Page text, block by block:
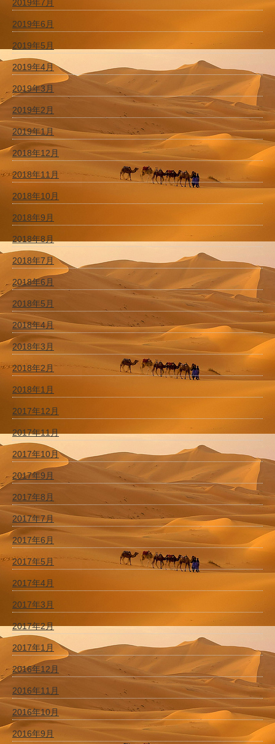
2019年7月
2019年6月
2019年5月
2019年4月
2019年3月
2019年2月
2019年1月
2018年12月
2018年11月
2018年10月
2018年9月
2018年8月
2018年7月
2018年6月
2018年5月
2018年4月
2018年3月
2018年2月
2018年1月
2017年12月
2017年11月
2017年10月
2017年9月
2017年8月
2017年7月
2017年6月
2017年5月
2017年4月
2017年3月
2017年2月
2017年1月
2016年12月
2016年11月
2016年10月
2016年9月